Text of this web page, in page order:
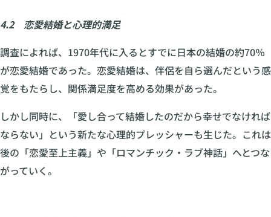
4.2 恋愛結婚と心理的満足
調査によれば、1970年代に入るとすでに日本の結婚の約70％
が恋愛結婚であった。恋愛結婚は、伴侶を自ら選んだという感
覚をもたらし、関係満足度を高める効果があった。
しかし同時に、「愛し合って結婚したのだから幸せでなければ
ならない」という新たな心理的プレッシャーも生じた。これは
後の「恋愛至上主義」や「ロマンチック・ラブ神話」へとつな
がっていく。